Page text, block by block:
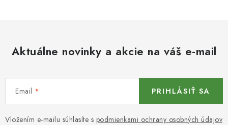
Aktuálne novinky a akcie na váš e-mail
Email
Vložením e-mailu súhlasíte s podmienkami ochrany osobných údajov
PRIHLÁSIŤ SA